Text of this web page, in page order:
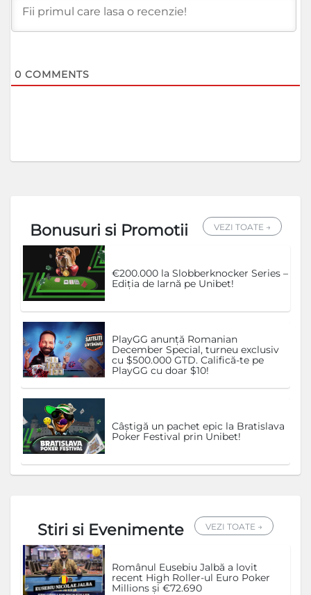
0 COMMENTS
Bonusuri si Promotii VEZI TOATE →
€200.000 la Slobberknocker Series –
Ediția de Iarnă pe Unibet!
PlayGG anunță Romanian
December Special, turneu exclusiv
cu $500.000 GTD. Califică-te pe
PlayGG cu doar $10!
Câștigă un pachet epic la Bratislava
Poker Festival prin Unibet!
Stiri si Evenimente VEZI TOATE →
Românul Eusebiu Jalbă a lovit
recent High Roller-ul Euro Poker
Millions și €72.690